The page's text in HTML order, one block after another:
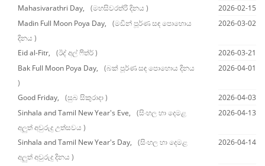
Mahasivarathri Day,
(මහසිවරත්රි දිනය )
2026-02-15
Madin Full Moon Poya Day,
(මඩින් පූර්ණ සඳ පොහොය
දිනය )
2026-03-02
Eid al-Fitr, (ඊද් අල් ෆිත්ර් )
2026-03-21
Bak Full Moon Poya Day,
(බක් පූර්ණ සඳ පොහොය දිනය
)
2026-04-01
Good Friday, (සුබ සිකුරාදා )
2026-04-03
Sinhala and Tamil New Year's Eve,
(සිංහල හා දෙමළ
අලුත් අවුරුදු උත්සවය )
2026-04-13
Sinhala and Tamil New Year's Day,
(සිංහල හා දෙමළ
අලුත් අවුරුදු දිනය )
2026-04-14